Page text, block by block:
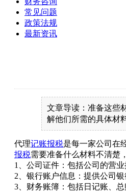
常见问题
政策法规
最新资讯
文章导读：准备这些
解他们所需的具体材
代理记账报税是每一家公司在
报税需要准备什么材料不清楚
1、公司证件：包括公司的营
2、银行账户信息：提供公司
3、财务账簿：包括日记账、